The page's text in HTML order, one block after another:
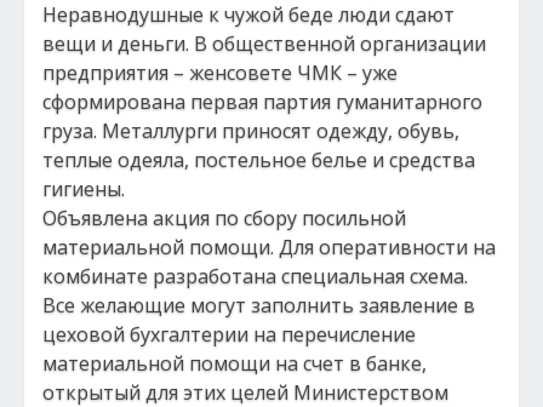
Неравнодушные к чужой беде люди сдают
вещи и деньги. В общественной организации
предприятия – женсовете ЧМК – уже
сформирована первая партия гуманитарного
груза. Металлурги приносят одежду, обувь,
теплые одеяла, постельное белье и средства
гигиены.
Объявлена акция по сбору посильной
материальной помощи. Для оперативности на
комбинате разработана специальная схема.
Все желающие могут заполнить заявление в
цеховой бухгалтерии на перечисление
материальной помощи на счет в банке,
открытый для этих целей Министерством